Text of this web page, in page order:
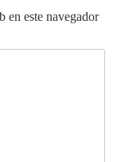
en este navegador